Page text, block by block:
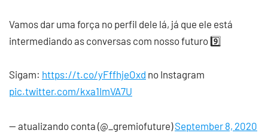
Vamos dar uma força no perfil dele lá, já que ele está
intermediando as conversas com nosso futuro 9️⃣
Sigam: https://t.co/yFffhjeOxd no Instagram
pic.twitter.com/kxa1ImVA7U
— atualizando conta (@_gremiofuture)September 8, 2020